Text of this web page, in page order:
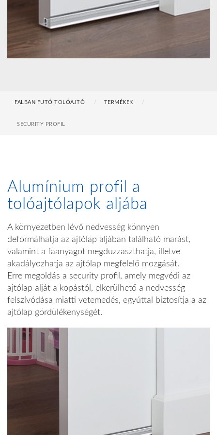
FALBAN FUTÓ TOLÓAJTÓ TERMÉKEK
SECURITY PROFIL
Alumínium profil a
tolóajtólapok aljába
A környezetben lévő nedvesség könnyen
deformálhatja az ajtólap aljában található marást,
valamint a faanyagot megduzzaszthatja, illetve
akadályozhatja az ajtólap megfelelő mozgását.
Erre megoldás a security profil, amely megvédi az
ajtólap alját a kopástól, elkerülhető a nedvesség
felszívódása miatti vetemedés, egyúttal biztosítja a az
ajtólap gördülékenységét.